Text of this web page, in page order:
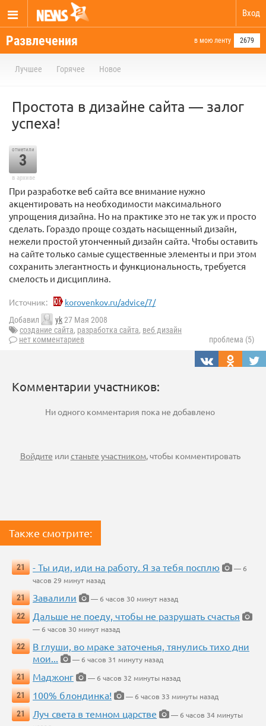
Вход
Развлечения в мою ленту 2679
Лучшее Горячее Новое
Простота в дизайне сайта — залог
успеха!
отметили
3
в архиве
При разработке веб сайта все внимание нужно
акцентировать на необходимости максимального
упрощения дизайна. Но на практике это не так уж и просто
сделать. Гораздо проще создать насыщенный дизайн,
нежели простой утонченный дизайн сайта. Чтобы оставить
на сайте только самые существенные элементы и при этом
сохранить элегантность и функциональность, требуется
смелость и дисциплина.
Источник: korovenkov.ru/advice/7/
Добавил yk27 Мая 2008
создание сайта, разработка сайта, веб дизайн
нет комментариев
проблема (5)
Комментарии участников:
Ни одного комментария пока не добавлено
Войдите илистаньте участником, чтобы комментировать
Также смотрите:
21 - Ты иди, иди на работу. Я за тебя посплю
— 6
часов 29 минут назад
21
Завалили
— 6 часов 30 минут назад
22
Дальше не поеду, чтобы не разрушать счастья
— 6 часов 30 минут назад
22
В глуши, во мраке заточенья, тянулись тихо дни
мои...
— 6 часов 31 минуту назад
21
Маджонг
— 6 часов 32 минуты назад
21
100% блондинка!
— 6 часов 33 минуты назад
21
Луч света в темном царстве
— 6 часов 34 минуты